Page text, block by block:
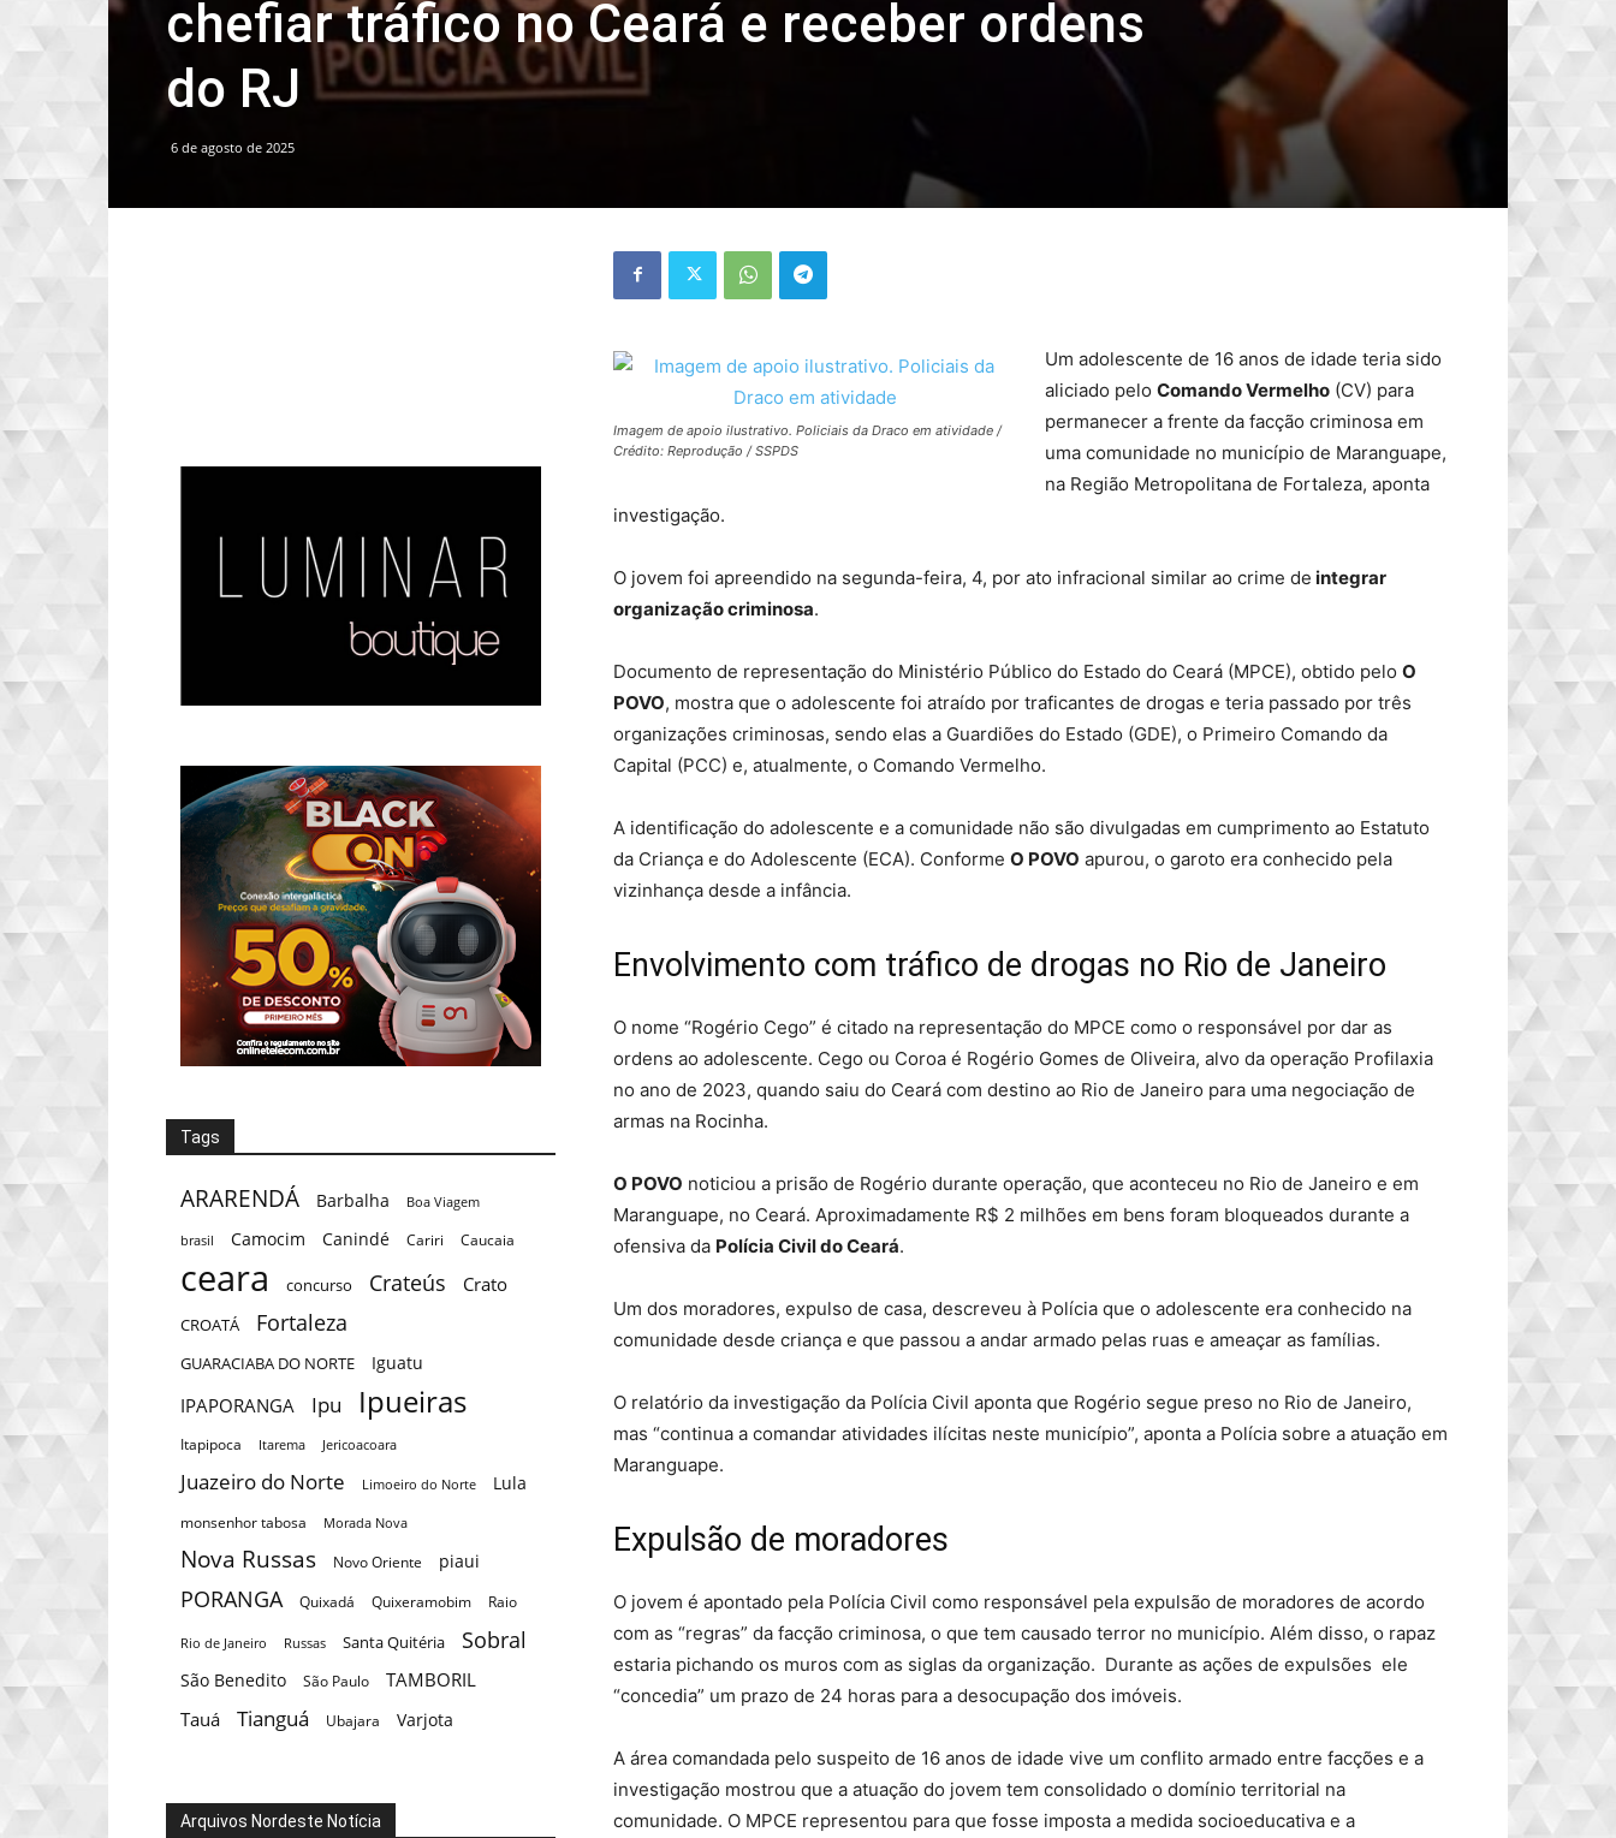
chefiar tráfico no Ceará e receber ordens
do RJ
6 de agosto de 2025
Imagem de apoio ilustrativo. Policiais da Draco em atividade /
Crédito: Reprodução / SSPDS
Um adolescente de 16 anos de idade teria sido
aliciado pelo Comando Vermelho (CV) para
permanecer a frente da facção criminosa em
uma comunidade no município de Maranguape,
na Região Metropolitana de Fortaleza, aponta
investigação.
O jovem foi apreendido na segunda-feira, 4, por ato infracional similar ao crime de integrar
organização criminosa.
Documento de representação do Ministério Público do Estado do Ceará (MPCE), obtido pelo O
POVO, mostra que o adolescente foi atraído por traficantes de drogas e teria passado por três
organizações criminosas, sendo elas a Guardiões do Estado (GDE), o Primeiro Comando da
Capital (PCC) e, atualmente, o Comando Vermelho.
A identificação do adolescente e a comunidade não são divulgadas em cumprimento ao Estatuto
da Criança e do Adolescente (ECA). Conforme O POVO apurou, o garoto era conhecido pela
vizinhança desde a infância.
Envolvimento com tráfico de drogas no Rio de Janeiro
O nome “Rogério Cego” é citado na representação do MPCE como o responsável por dar as
ordens ao adolescente. Cego ou Coroa é Rogério Gomes de Oliveira, alvo da operação Profilaxia
no ano de 2023, quando saiu do Ceará com destino ao Rio de Janeiro para uma negociação de
armas na Rocinha.
O POVO noticiou a prisão de Rogério durante operação, que aconteceu no Rio de Janeiro e em
Maranguape, no Ceará. Aproximadamente R$ 2 milhões em bens foram bloqueados durante a
ofensiva da Polícia Civil do Ceará.
Um dos moradores, expulso de casa, descreveu à Polícia que o adolescente era conhecido na
comunidade desde criança e que passou a andar armado pelas ruas e ameaçar as famílias.
O relatório da investigação da Polícia Civil aponta que Rogério segue preso no Rio de Janeiro,
mas “continua a comandar atividades ilícitas neste município”, aponta a Polícia sobre a atuação em
Maranguape.
Expulsão de moradores
O jovem é apontado pela Polícia Civil como responsável pela expulsão de moradores de acordo
com as “regras” da facção criminosa, o que tem causado terror no município. Além disso, o rapaz
estaria pichando os muros com as siglas da organização. Durante as ações de expulsões ele
“concedia” um prazo de 24 horas para a desocupação dos imóveis.
A área comandada pelo suspeito de 16 anos de idade vive um conflito armado entre facções e a
investigação mostrou que a atuação do jovem tem consolidado o domínio territorial na
comunidade. O MPCE representou para que fosse imposta a medida socioeducativa e a
Tags
ARARENDÁ Barbalha Boa Viagem
brasil Camocim Canindé Cariri Caucaia
ceara concurso Crateús Crato
CROATÁ Fortaleza
GUARACIABA DO NORTE Iguatu
IPAPORANGA Ipu Ipueiras
Itapipoca Itarema Jericoacoara
Juazeiro do Norte Limoeiro do Norte Lula
monsenhor tabosa Morada Nova
Nova Russas Novo Oriente piaui
PORANGA Quixadá Quixeramobim Raio
Rio de Janeiro Russas Santa Quitéria Sobral
São Benedito São Paulo
TAMBORIL
Tauá
Tianguá Ubajara Varjota
Arquivos Nordeste Notícia